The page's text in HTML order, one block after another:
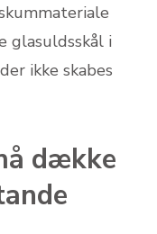
glasuldsskål i
ikke skabes
dække